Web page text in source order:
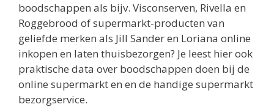
boodschappen als bijv. Visconserven, Rivella en
Roggebrood of supermarkt-producten van
geliefde merken als Jill Sander en Loriana online
inkopen en laten thuisbezorgen? Je leest hier ook
praktische data over boodschappen doen bij de
online supermarkt en en de handige supermarkt
bezorgservice.